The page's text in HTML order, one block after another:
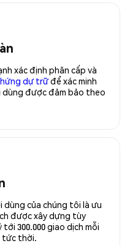
xác định phân cấp và
dự trữđể xác minh
được đảm bảo theo
dùng của chúng tôi là ưu
được xây dựng tùy
300.000 giao dịch mỗi
tức thời.